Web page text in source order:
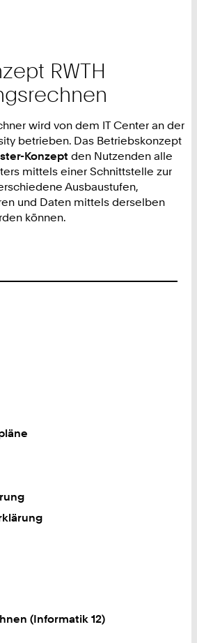
RWTH
wird von dem IT Center an der
betrieben. Das Betriebskonzept
Konzept den Nutzenden alle
mittels einer Schnittstelle zur
Ausbaustufen,
und Daten mittels derselben
können.
(Informatik 12)